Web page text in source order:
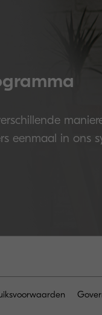
eenmaal in ons